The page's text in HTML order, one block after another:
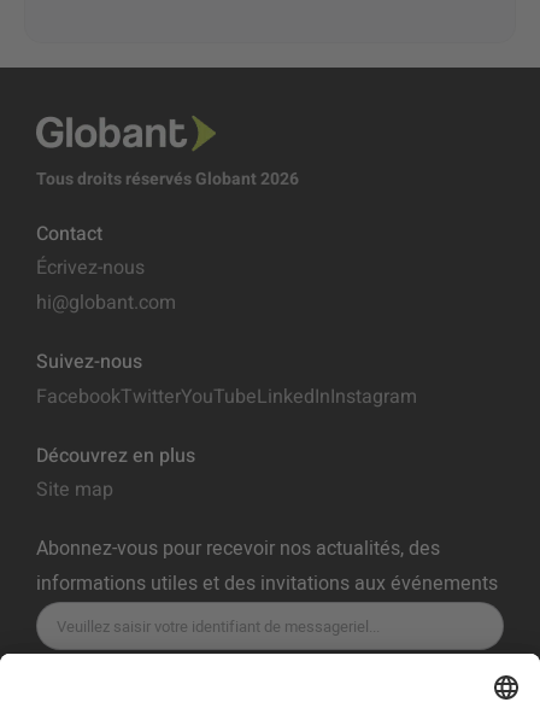
Tous droits réservés Globant 2026
Contact
Écrivez-nous
hi@globant.com
Suivez-nous
FacebookTwitterYouTubeLinkedInInstagram
Découvrez en plus
Site map
Abonnez-vous pour recevoir nos actualités, des
informations utiles et des invitations aux événements